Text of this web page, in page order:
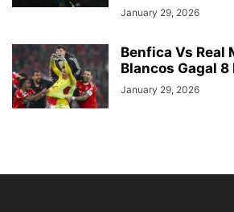
January 29, 2026
Benfica Vs Real
Blancos Gagal 8
January 29, 2026